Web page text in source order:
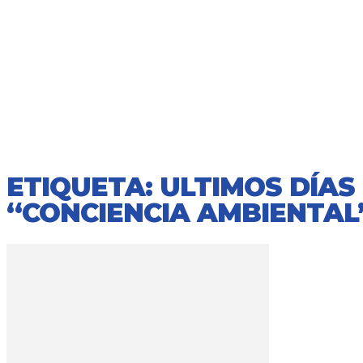
ETIQUETA: ULTIMOS
“CONCIENCIA